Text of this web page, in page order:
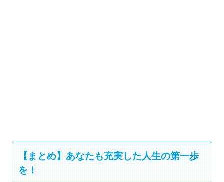
【まとめ】あなたも充実した人生の第一歩
を！